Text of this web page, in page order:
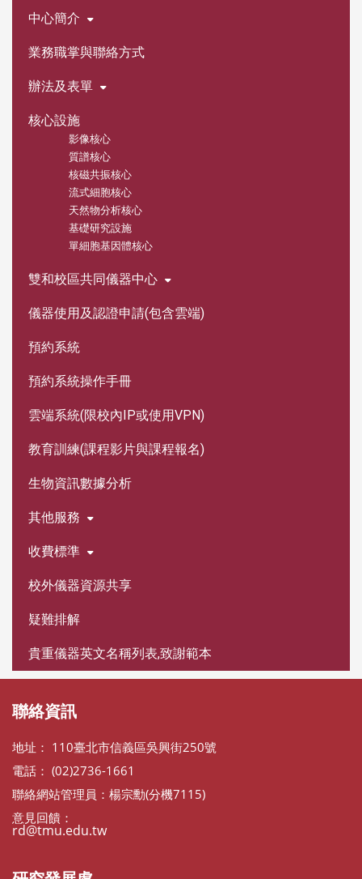
中心簡介
業務職掌與聯絡方式
辦法及表單
核心設施
影像核心
質譜核心
核磁共振核心
流式細胞核心
天然物分析核心
基礎研究設施
單細胞基因體核心
雙和校區共同儀器中心
儀器使用及認證申請(包含雲端)
預約系統
預約系統操作手冊
雲端系統(限校內IP或使用VPN)
教育訓練(課程影片與課程報名)
生物資訊數據分析
其他服務
收費標準
校外儀器資源共享
疑難排解
貴重儀器英文名稱列表,致謝範本
聯絡資訊
地址： 110臺北市信義區吳興街250號
電話： (02)2736-1661
聯絡網站管理員：楊宗勳(分機7115)
意見回饋：
rd@tmu.edu.tw